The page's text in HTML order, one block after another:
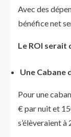
Avec des
bénéfice net
Le ROI serait
Une Cabane
Pour une
€ par nuit et
s’élèveraient à